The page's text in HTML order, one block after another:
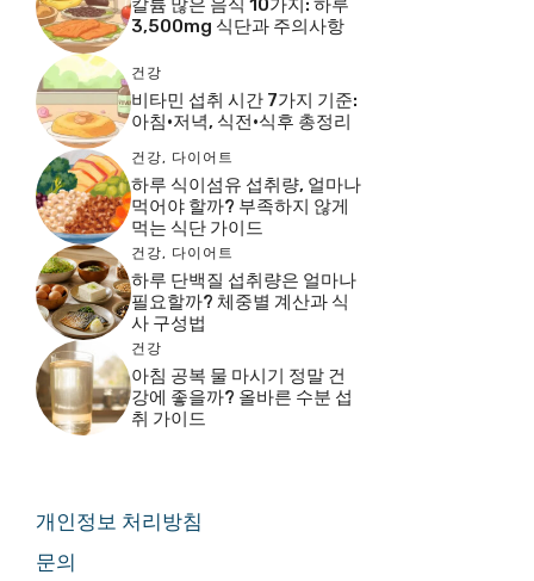
3,500mg 식단과 주의사항
건강
비타민 섭취 시간 7가지 기준:
아침·저녁, 식전·식후 총정리
건강, 다이어트
하루 식이섬유 섭취량, 얼마나
먹어야 할까? 부족하지 않게
먹는 식단 가이드
건강, 다이어트
하루 단백질 섭취량은 얼마나
필요할까? 체중별 계산과 식
사 구성법
건강
아침 공복 물 마시기 정말 건
강에 좋을까? 올바른 수분 섭
취 가이드
개인정보 처리방침
문의